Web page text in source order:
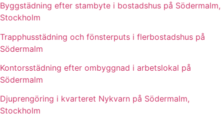
Byggstädning efter stambyte i bostadshus på Södermalm,
Stockholm
Trapphusstädning och fönsterputs i flerbostadshus på
Södermalm
Kontorsstädning efter ombyggnad i arbetslokal på
Södermalm
Djuprengöring i kvarteret Nykvarn på Södermalm,
Stockholm